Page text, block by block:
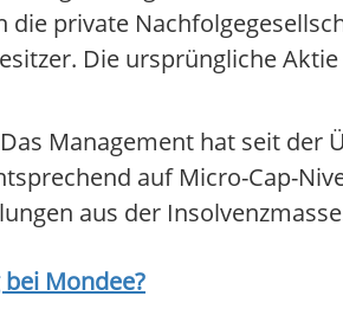
die private
Die ursprüngliche
Management hat seit der
auf Micro-Cap-
aus der
bei Mondee?